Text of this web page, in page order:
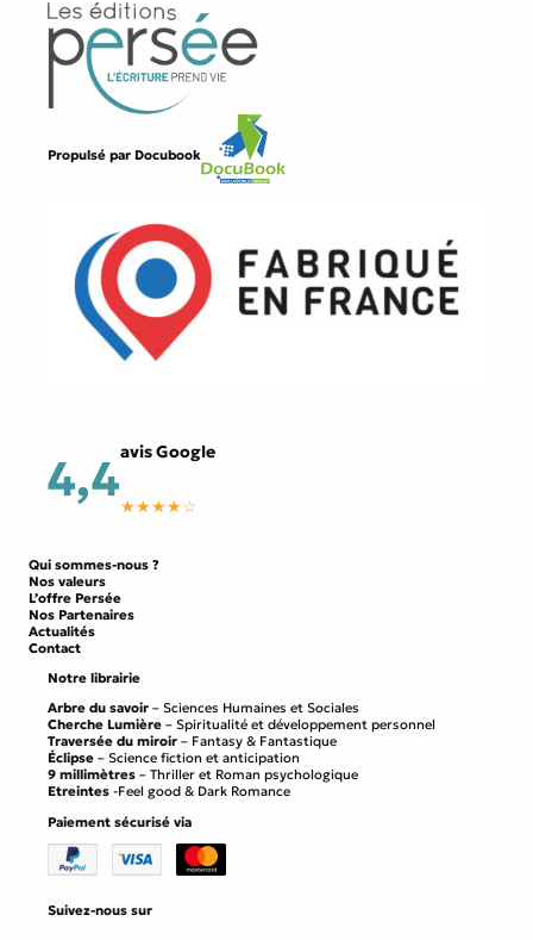
Propulsé par Docubook
4,4avis Google
★★★★☆
Qui sommes-nous ?
Nos valeurs
L’offre Persée
Nos Partenaires
Actualités
Contact
Notre librairie
Arbre du savoir – Sciences Humaines et Sociales
Cherche Lumière – Spiritualité et développement personnel
Traversée du miroir – Fantasy & Fantastique
Éclipse – Science fiction et anticipation
9 millimètres – Thriller et Roman psychologique
Etreintes -Feel good & Dark Romance
Paiement sécurisé via
Suivez-nous sur